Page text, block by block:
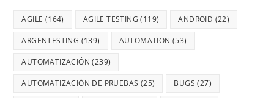
AGILE (164) AGILE TESTING (119) ANDROID (22)
ARGENTESTING (139) AUTOMATION (53)
AUTOMATIZACIÓN (239)
AUTOMATIZACIÓN DE PRUEBAS (25) BUGS (27)